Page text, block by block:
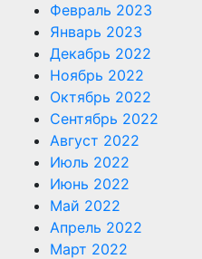
Февраль 2023
Январь 2023
Декабрь 2022
Ноябрь 2022
Октябрь 2022
Сентябрь 2022
Август 2022
Июль 2022
Июнь 2022
Май 2022
Апрель 2022
Март 2022